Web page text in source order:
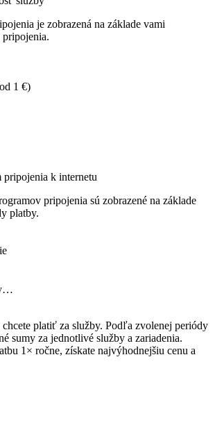
je zobrazená na základe vami
pripojenia.
1 €)
pripojenia k internetu
pripojenia sú zobrazené na základe
platby.
chcete platiť za služby. Podľa zvolenej periódy
sumy za jednotlivé služby a zariadenia.
1× ročne, získate najvýhodnejšiu cenu a